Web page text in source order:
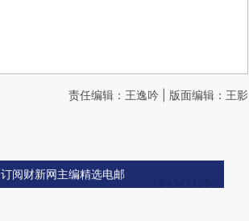
责任编辑：王逸吟 | 版面编辑：王影
订阅财新网主编精选电邮